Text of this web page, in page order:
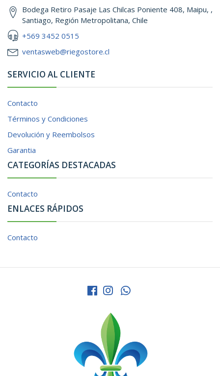
Bodega Retiro Pasaje Las Chilcas Poniente 408, Maipu, ,
Santiago, Región Metropolitana, Chile
+569 3452 0515
ventasweb@riegostore.cl
SERVICIO AL CLIENTE
Contacto
Términos y Condiciones
Devolución y Reembolsos
Garantia
CATEGORÍAS DESTACADAS
Contacto
ENLACES RÁPIDOS
Contacto